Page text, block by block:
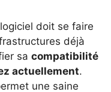
doit se faire
déjà
sa compatibilité
actuellement.
une saine